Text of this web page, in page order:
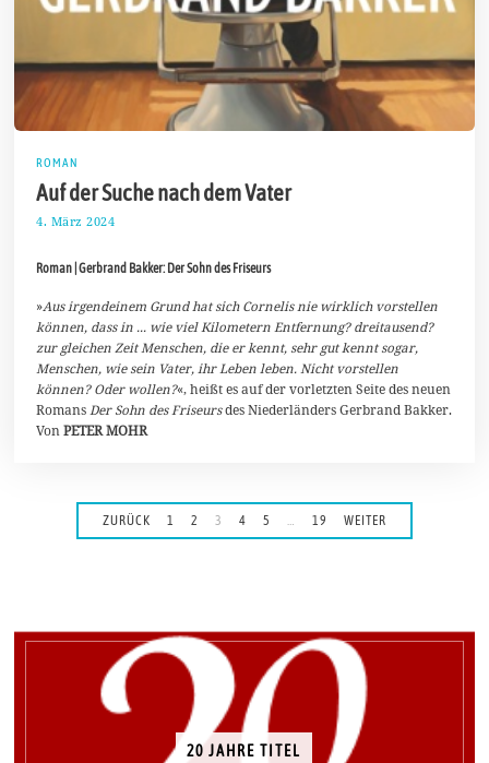
ROMAN
Auf der Suche nach dem Vater
4. März 2024
M
r
2
0
2
4
Roman | Gerbrand Bakker: Der Sohn des Friseurs
»Aus irgendeinem Grund hat sich Cornelis nie wirklich vorstellen
können, dass in ... wie viel Kilometern Entfernung? dreitausend?
zur gleichen Zeit Menschen, die er kennt, sehr gut kennt sogar,
Menschen, wie sein Vater, ihr Leben leben. Nicht vorstellen
können? Oder wollen?«, heißt es auf der vorletzten Seite des neuen
Romans Der Sohn des Friseursdes Niederländers Gerbrand Bakker.
VonPETER MOHR
ZURÜCK 1 2 3 4 5 … 19 WEITER
20 JAHRE TITEL